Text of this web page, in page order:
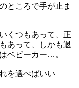
ところで手が止ま
くつもあって、正
あって、しかも退
ベビーカー…。
を選べばいい